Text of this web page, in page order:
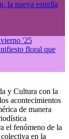
la nueva estrella
'25
floral que
y Cultura con la
acontecimientos
de manera
el fenómeno de la
en la